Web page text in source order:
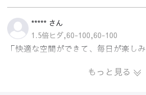
***** さん
1.5倍ヒダ,60-100,60-100
「快適な空間ができて、毎日が楽しみ
もっと見る